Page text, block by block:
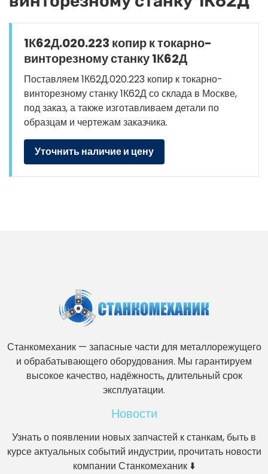
1К62Д.020.223 копир к токарно-
винторезному станку 1К62Д
Поставляем 1К62Д.020.223 копир к токарно-
винторезному станку 1К62Д со склада в Москве,
под заказ, а также изготавливаем детали по
образцам и чертежам заказчика.
Уточнить наличие и цену
Станкомеханик — запасные части для металлорежущего
и обрабатывающего оборудования. Мы гарантируем
высокое качество, надёжность, длительный срок
эксплуатации.
Новости
Узнать о появлении новых запчастей к станкам, быть в
курсе актуальных событий индустрии, прочитать новости
компании Станкомеханик ⬇️